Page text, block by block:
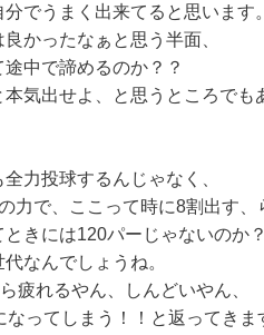
でうまく出来てると思います。
かったなぁと思う半面、
途中で諦めるのか？？
本気出せよ、と思うところでも
力投球するんじゃなく、
力で、ここって時に8割出す、
ときには120パーじゃないのか
なんでしょうね。
疲れるやん、しんどいやん、
なってしまう！！と返ってきま